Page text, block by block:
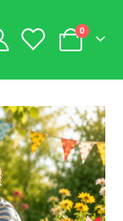
Warenkorb
0 Artikel